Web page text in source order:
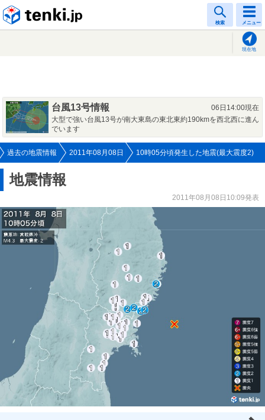
検索 メニュー
現在地
台風13号情報
06日14:00現在
大型で強い台風13号が南大東島の東北東約190kmを西北西に進ん
でいます
過去の地震情報 2011年08月08日 10時05分頃発生した地震(最大震度2)
地震情報
2011年08月08日10:09発表